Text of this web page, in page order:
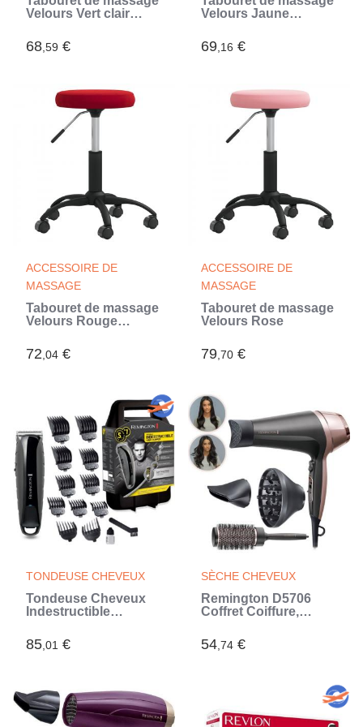
Velours Vert clair
68,59 €
Velours Jaune
69,16 €
ACCESSOIRE DE
MASSAGE
Tabouret de massage
Velours Rouge
72,04 €
ACCESSOIRE DE
MASSAGE
Tabouret de massage
Velours Rose
79,70 €
TONDEUSE CHEVEUX
Tondeuse Cheveux
Indestructible
- Lames Acier
Japonais Auto-
85,01 €
SÈCHE CHEVEUX
Remington D5706
Coffret Coiffure,
Ionique Curl
Confidence 2200W,
54,74 €